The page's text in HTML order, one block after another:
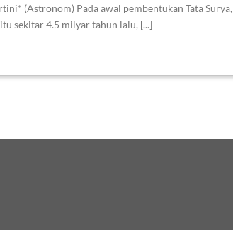
(Astronom) Pada awal pembentukan Tata Surya,
sekitar 4.5 milyar tahun lalu, [...]